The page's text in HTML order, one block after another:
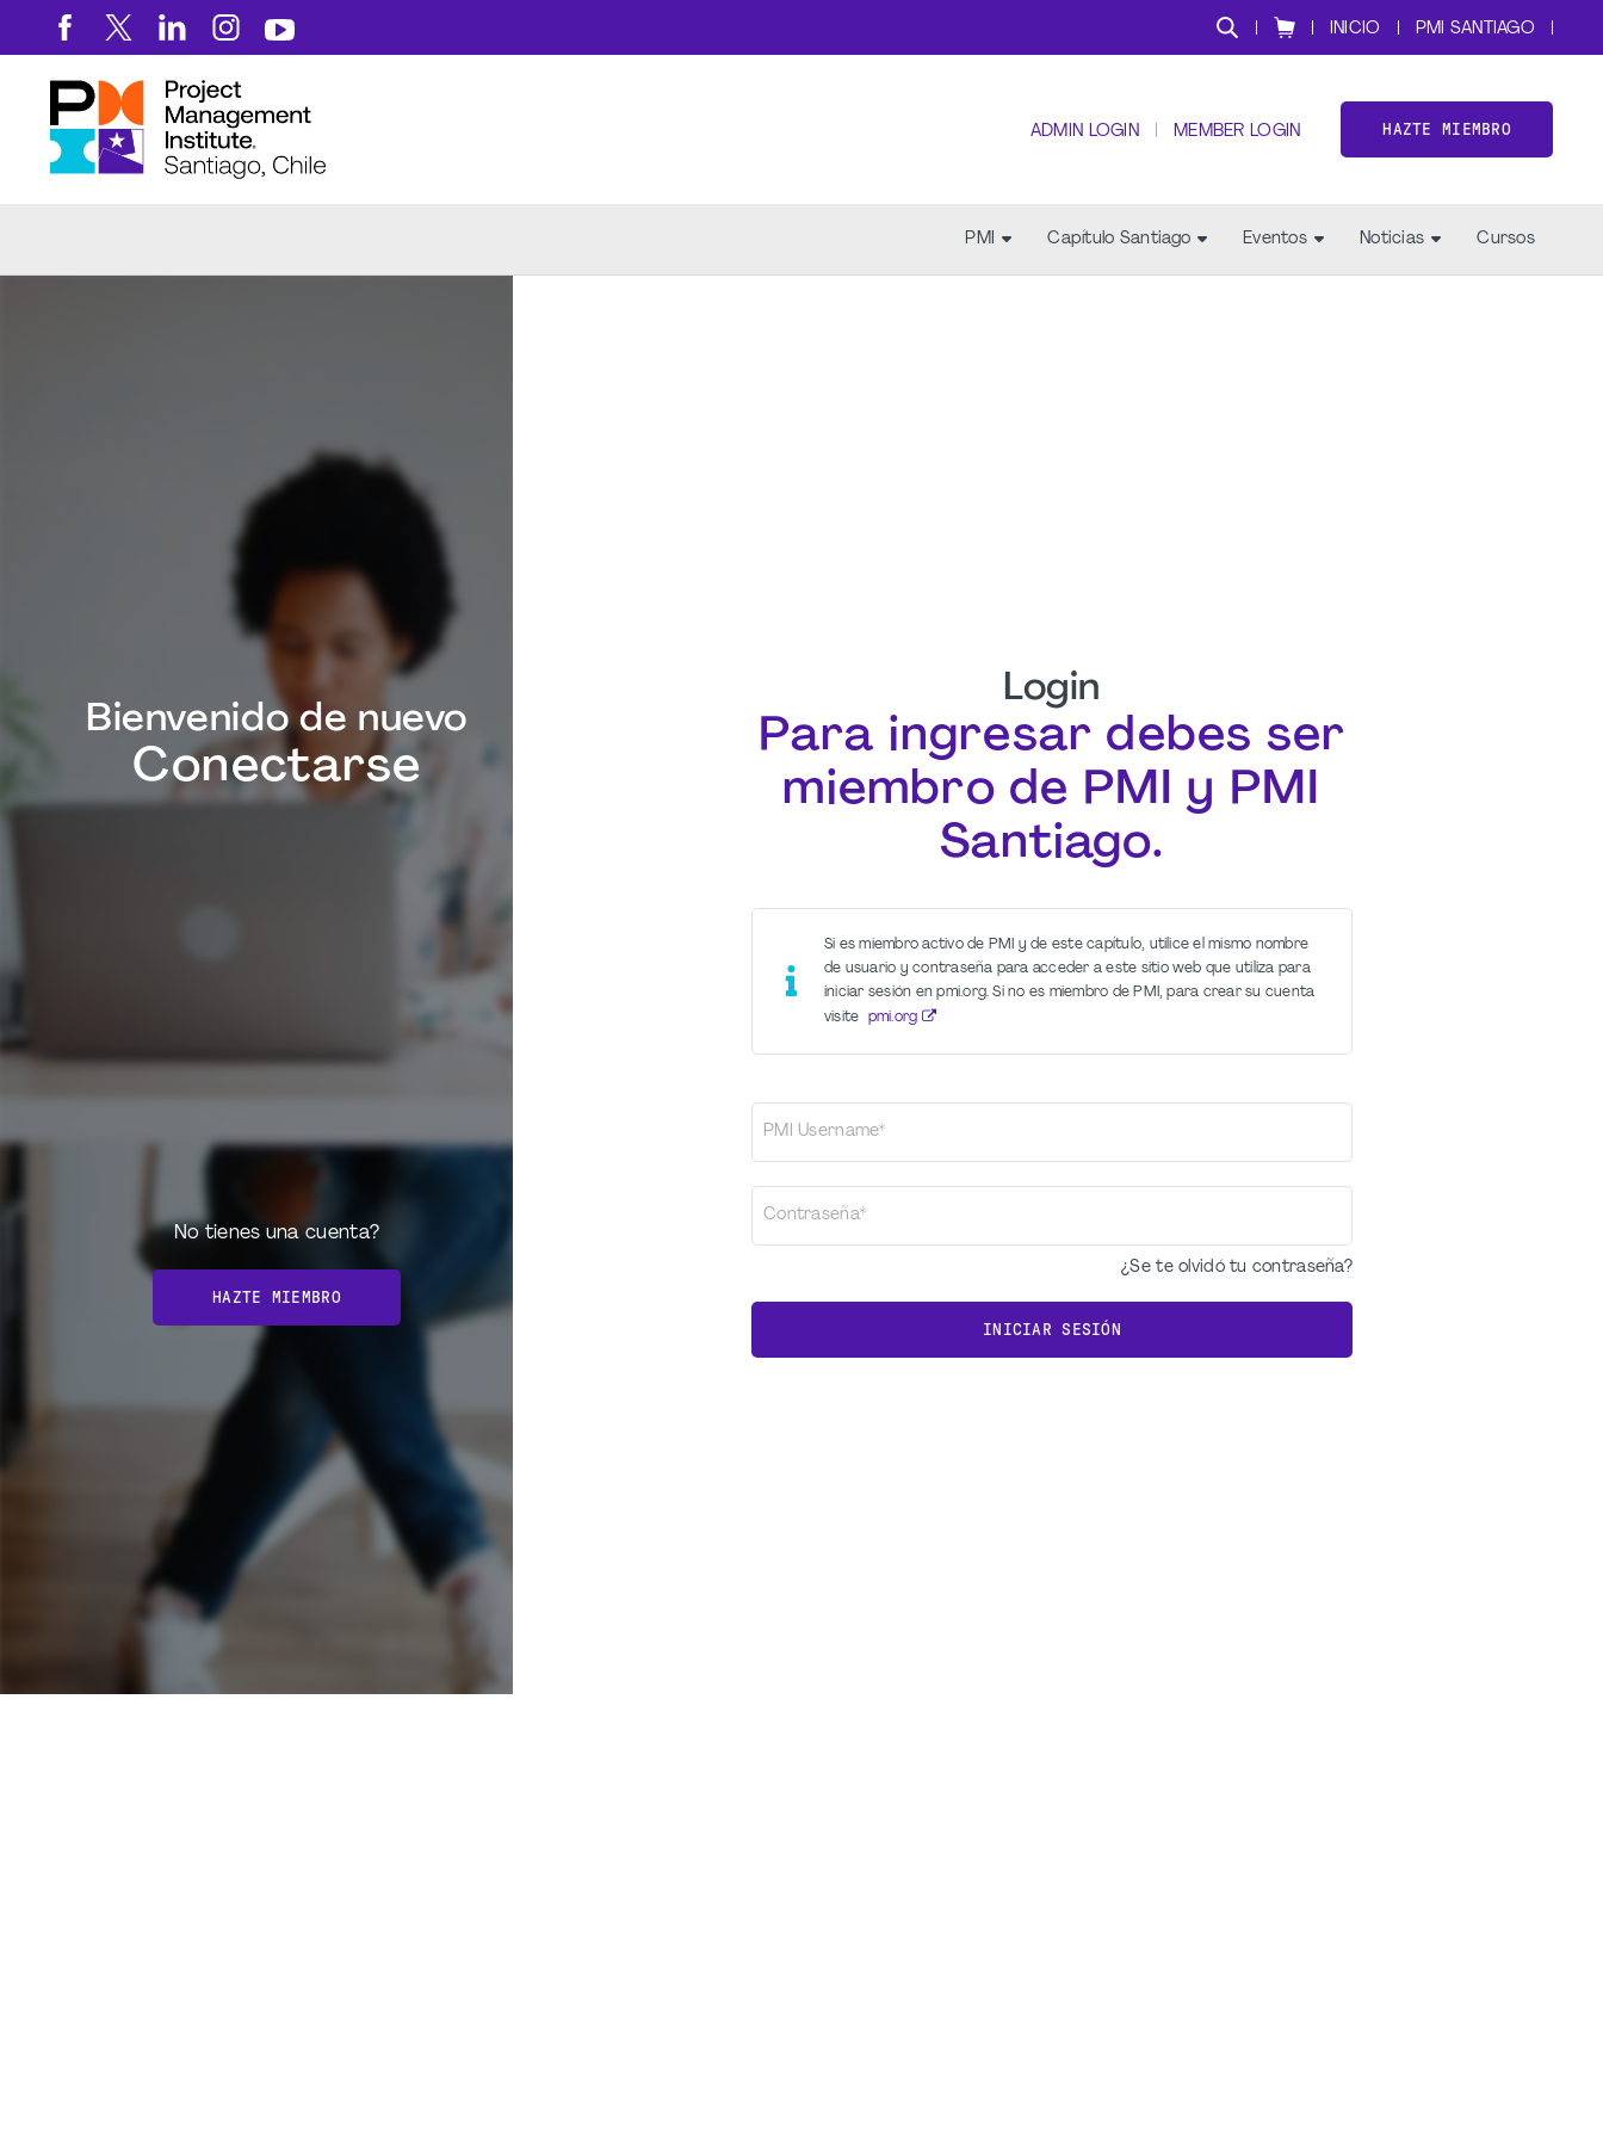
INICIO PMI SANTIAGO
ADMIN LOGIN MEMBER LOGIN HAZTE MIEMBRO
PMI Capítulo Santiago Eventos Noticias Cursos
Bienvenido de nuevo
Conectarse
No tienes una cuenta?
HAZTE MIEMBRO
Login
Para ingresar debes ser
miembro de PMI y PMI
Santiago.
Si es miembro activo de PMI y de este capítulo, utilice el mismo nombre
de usuario y contraseña para acceder a este sitio web que utiliza para
iniciar sesión en pmi.org. Si no es miembro de PMI, para crear su cuenta
visite
pmi.org
PMI Username*
Contraseña*
¿Se te olvidó tu contraseña?
INICIAR SESIÓN